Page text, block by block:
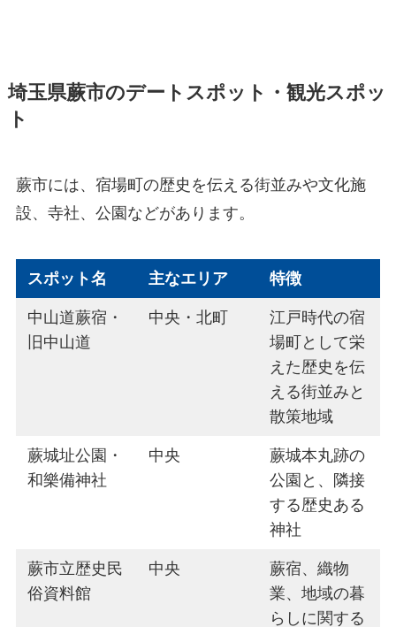
埼玉県蕨市のデートスポット・観光スポッ
ト
蕨市には、宿場町の歴史を伝える街並みや文化施
設、寺社、公園などがあります。
スポット名 主なエリア 特徴
中山道蕨宿・
旧中山道
中央・北町
江戸時代の宿
場町として栄
えた歴史を伝
える街並みと
散策地域
蕨城址公園・
和樂備神社
中央
蕨城本丸跡の
公園と、隣接
する歴史ある
神社
蕨市立歴史民
俗資料館
中央
蕨宿、織物
業、地域の暮
らしに関する